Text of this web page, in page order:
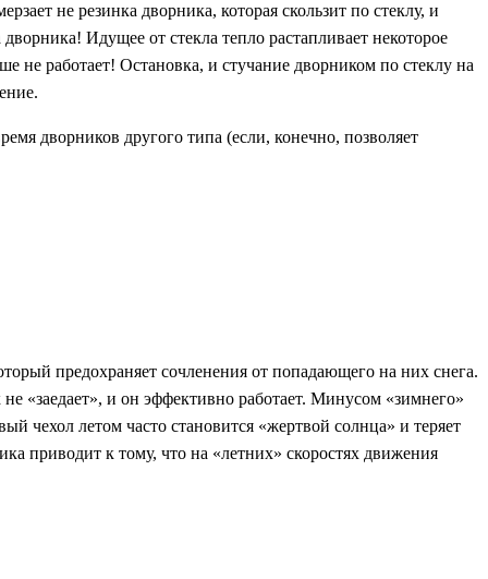
не резинка дворника, которая скользит по стеклу, и
Идущее от стекла тепло растапливает некоторое
не работает! Остановка, и стучание дворником по стеклу на
дворников другого типа (если, конечно, позволяет
предохраняет сочленения от попадающего на них снега.
«заедает», и он эффективно работает. Минусом «зимнего»
чехол летом часто становится «жертвой солнца» и теряет
приводит к тому, что на «летних» скоростях движения